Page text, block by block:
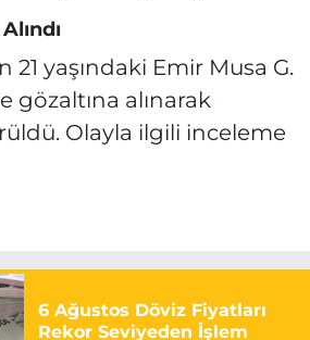
21 yaşındaki Emir Musa G.
gözaltına alınarak
Olayla ilgili inceleme
6 Ağustos Döviz Fiyatları
Rekor Seviyeden İşlem